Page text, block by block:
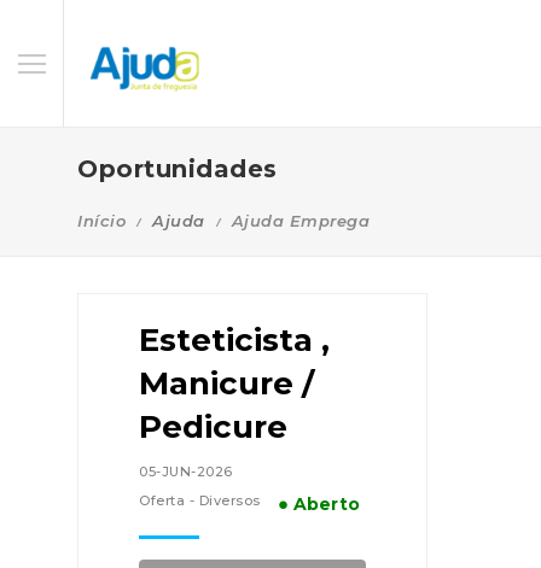
Oportunidades
Início Ajuda Ajuda Emprega
Esteticista ,
Manicure /
Pedicure
05-JUN-2026
Oferta - Diversos
● Aberto